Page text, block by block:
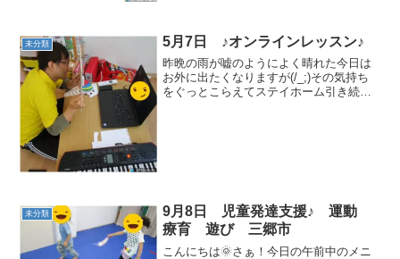
未分類 5月7日 ♪オンラインレッスン♪
昨晩の雨が嘘のようによく晴れた今日は
お外に出たくなりますが(/_;)その気持ち
をぐっとこらえてステイホーム引き続き
未分類
9月8日 児童発達支援♪ 運動
療育 遊び 三郷市
こんにちは🌞さぁ！今日の午前中のメニ